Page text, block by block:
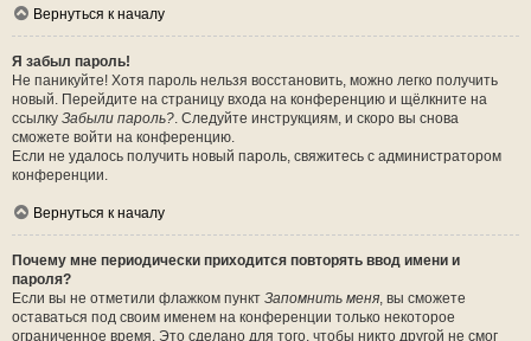
Вернуться к началу
Я забыл пароль!
Не паникуйте! Хотя пароль нельзя восстановить, можно легко получить
новый. Перейдите на страницу входа на конференцию и щёлкните на
ссылку Забыли пароль?. Следуйте инструкциям, и скоро вы снова
сможете войти на конференцию.
Если не удалось получить новый пароль, свяжитесь с администратором
конференции.
Вернуться к началу
Почему мне периодически приходится повторять ввод имени и
пароля?
Если вы не отметили флажком пункт Запомнить меня, вы сможете
оставаться под своим именем на конференции только некоторое
ограниченное время. Это сделано для того, чтобы никто другой не смог